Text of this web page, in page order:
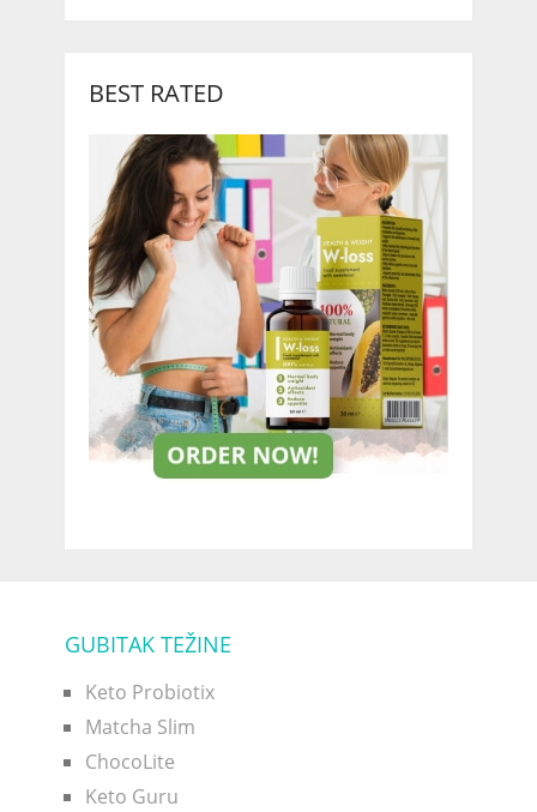
BEST RATED
GUBITAK TEŽINE
Keto Probiotix
Matcha Slim
ChocoLite
Keto Guru